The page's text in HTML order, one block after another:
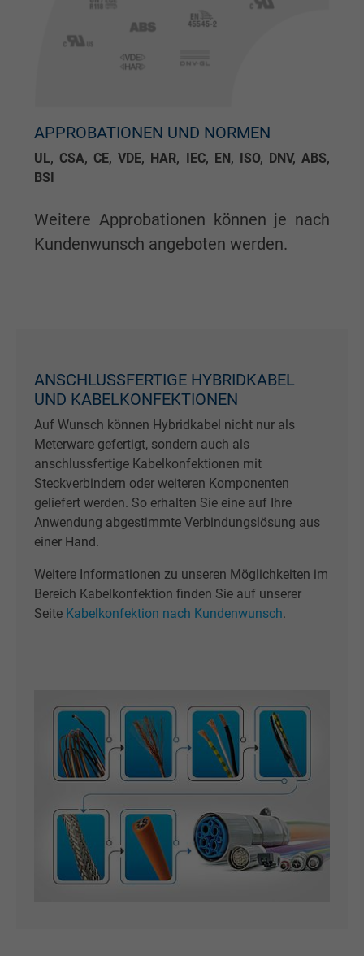
Cookie von Facebook für Website-Analyse,
Anbieter Facebook Ireland Ltd.
Laufzeit 1 Jahr
Zweck
Anzeigenausrichtung und
Zweck
Cookie von Facebook für Website-Analyse,
Anzeigenausrichtung und
Name sb, Facebook Pixel
Anbieter Facebook Ireland Ltd.
Laufzeit 1 Jahr
Zweck
Cookie von Facebook für Website-Analyse,
Anzeigenausrichtung und
Laufzeit 1 Jahr
Zweck
Cookie von Facebook für Website-Analyse,
Anzeigenausrichtung und
wd, Facebook Pixel
Anbieter Facebook Ireland Ltd.
APPROBATIONEN UND NORMEN
UL, CSA, CE, VDE, HAR, IEC, EN, ISO, DNV, ABS,
BSI
Weitere Approbationen können je nach
Kundenwunsch angeboten werden.
ANSCHLUSSFERTIGE HYBRIDKABEL
UND KABELKONFEKTIONEN
Auf Wunsch können Hybridkabel nicht nur als
Meterware gefertigt, sondern auch als
anschlussfertige Kabelkonfektionen mit
Steckverbindern oder weiteren Komponenten
geliefert werden. So erhalten Sie eine auf Ihre
Anwendung abgestimmte Verbindungslösung aus
einer Hand.
Weitere Informationen zu unseren Möglichkeiten im
Bereich Kabelkonfektion finden Sie auf unserer
Seite Kabelkonfektion nach Kundenwunsch.